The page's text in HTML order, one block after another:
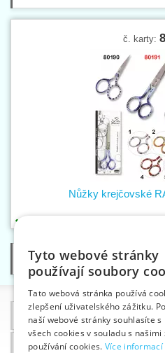
č. karty:
Nůžky krejčovské
Kategorie
Informace
Proč si zvolit právě nás
Tyto webové stránky
používají soubory
Tato webová stránka používá
zlepšení uživatelského zážitku.
naší webové stránky souhlasíte
všech cookies v souladu s našimi
používání cookies. Více informací